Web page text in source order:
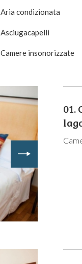
Aria condizionata
Asciugacapelli
Camere insonorizzate
01.